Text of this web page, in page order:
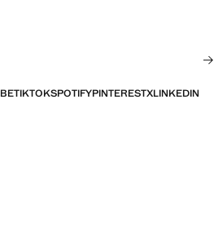
TIKTOKSPOTIFYPINTERESTXLINKEDIN